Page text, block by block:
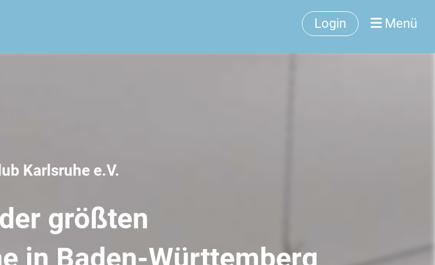
Login Menü
Karlsruhe e.V.
größten
in Baden-Württemberg